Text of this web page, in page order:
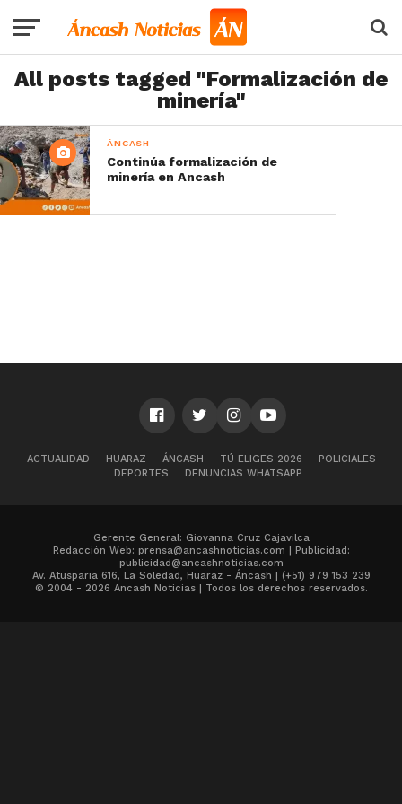
All posts tagged "Formalización de
minería"
ÁNCASH
Continúa formalización de
minería en Ancash
ACTUALIDAD HUARAZ ÁNCASH TÚ ELIGES 2026
POLICIALES
DEPORTES
DENUNCIAS WHATSAPP
Gerente General: Giovanna Cruz Cajavilca
Redacción Web: prensa@ancashnoticias.com | Publicidad:
publicidad@ancashnoticias.com
Av. Atusparia 616, La Soledad, Huaraz - Áncash | (+51) 979 153 239
© 2004 - 2026 Ancash Noticias | Todos los derechos reservados.